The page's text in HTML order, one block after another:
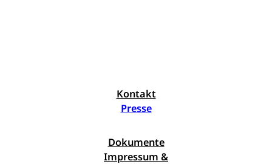
Kontakt
Presse
Dokumente
Impressum &